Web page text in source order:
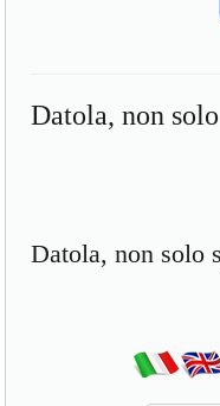
Datola, non
Datola, non solo